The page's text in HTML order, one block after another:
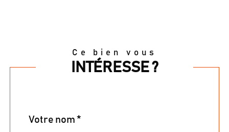
Ce bien vous
INTÉRESSE ?
par
*